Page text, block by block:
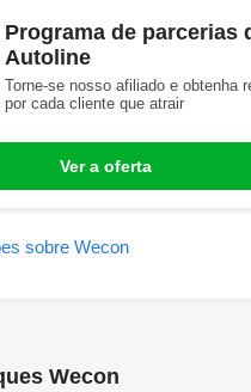
Programa de parcerias
Autoline
Torne-se nosso afiliado e obtenha
por cada cliente que atrair
Ver a oferta
sobre Wecon
Wecon